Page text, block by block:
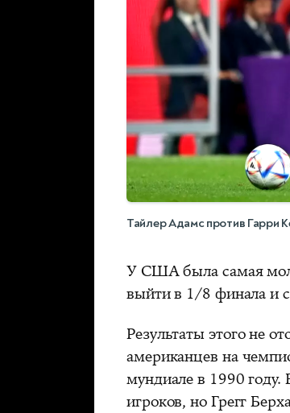
Тайлер Адамс против Гарри
У США была самая
выйти в 1/8 финала и
Результаты этого не
американцев на
мундиале в 1990 году.
игроков, но Грегг